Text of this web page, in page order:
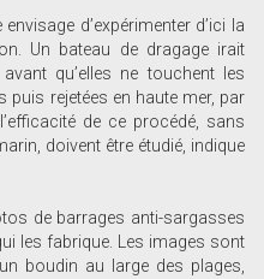
d’expérimenter d’ici la
Un bateau de dragage irait
qu’elles ne touchent les
puis rejetées en haute mer, par
de ce procédé, sans
doivent être étudié, indique
de barrages anti-sargasses
les fabrique. Les images sont
boudin au large des plages,